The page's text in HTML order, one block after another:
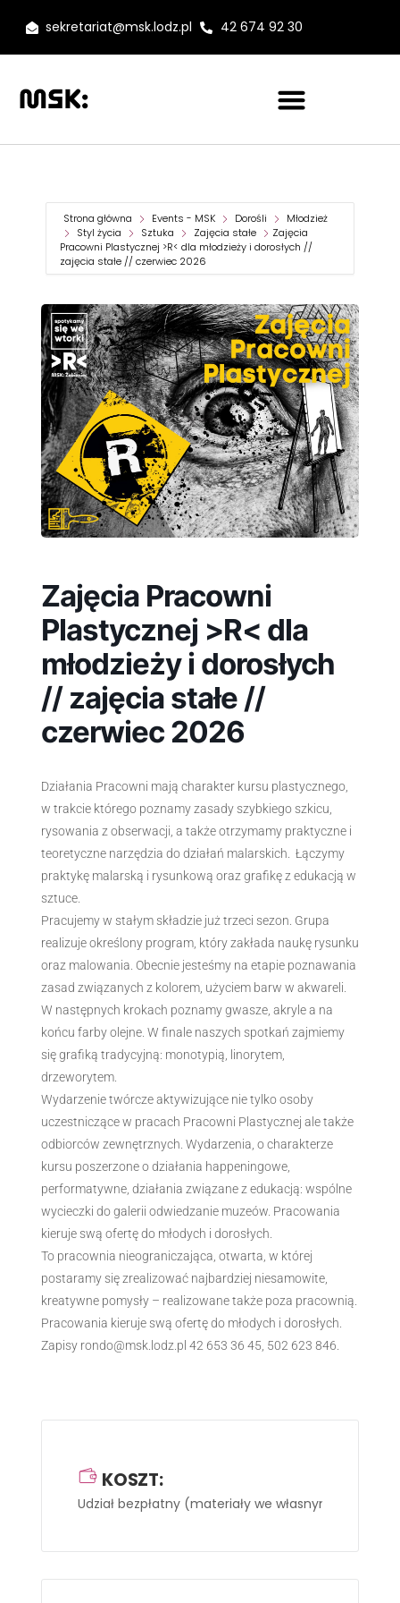
sekretariat@msk.lodz.pl 42 674 92 30
Strona główna Events - MSK Dorośli
Młodzież
Styl życia
Sztuka Zajęcia stałe
Zajęcia
Pracowni Plastycznej >R< dla młodzieży i dorosłych //
zajęcia stałe // czerwiec 2026
Zajęcia Pracowni
Plastycznej >R< dla
młodzieży i dorosłych
// zajęcia stałe //
czerwiec 2026
Działania Pracowni mają charakter kursu plastycznego,
w trakcie którego poznamy zasady szybkiego szkicu,
rysowania z obserwacji, a także otrzymamy praktyczne i
teoretyczne narzędzia do działań malarskich. Łączymy
praktykę malarską i rysunkową oraz grafikę z edukacją w
sztuce.
Pracujemy w stałym składzie już trzeci sezon. Grupa
realizuje określony program, który zakłada naukę rysunku
oraz malowania. Obecnie jesteśmy na etapie poznawania
zasad związanych z kolorem, użyciem barw w akwareli.
W następnych krokach poznamy gwasze, akryle a na
końcu farby olejne. W finale naszych spotkań zajmiemy
się grafiką tradycyjną: monotypią, linorytem,
drzeworytem.
Wydarzenie twórcze aktywizujące nie tylko osoby
uczestniczące w pracach Pracowni Plastycznej ale także
odbiorców zewnętrznych. Wydarzenia, o charakterze
kursu poszerzone o działania happeningowe,
performatywne, działania związane z edukacją: wspólne
wycieczki do galerii odwiedzanie muzeów. Pracowania
kieruje swą ofertę do młodych i dorosłych.
To pracownia nieograniczająca, otwarta, w której
postaramy się zrealizować najbardziej niesamowite,
kreatywne pomysły – realizowane także poza pracownią.
Pracowania kieruje swą ofertę do młodych i dorosłych.
Zapisy rondo@msk.lodz.pl 42 653 36 45, 502 623 846.
KOSZT:
Udział bezpłatny (materiały we własnym zakresie).